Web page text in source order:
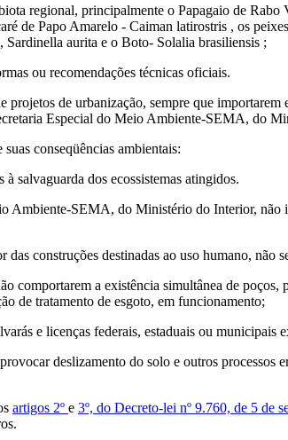
regional, principalmente o Papagaio de
de Papo Amarelo - Caiman latirostris , os
aurita e o Boto- Solalia brasiliensis ;
ou recomendações técnicas oficiais.
de urbanização, sempre que
Especial do Meio Ambiente-SEMA, do
conseqüências ambientais:
salvaguarda dos ecossistemas atingidos.
Ambiente-SEMA, do Ministério do Interior, não
construções destinadas ao uso humano, não
comportarem a existência simultânea de
de tratamento de esgoto, em funcionamento;
e licenças federais, estaduais ou municipais
deslizamento do solo e outros
artigos 2º e 3º, do Decreto-lei nº 9.760, de 5 de